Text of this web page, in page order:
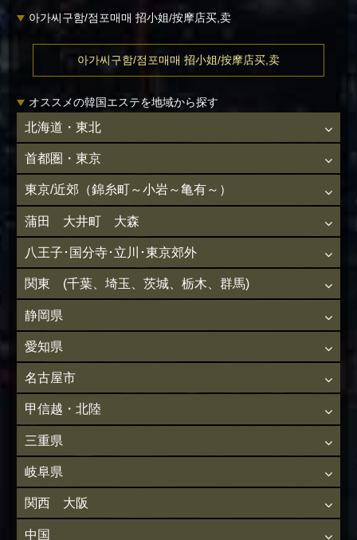
아가씨구함/점포매매 招小姐/按摩店买,卖
아가씨구함/점포매매 招小姐/按摩店买,卖
オススメの韓国エステを地域から探す
北海道・東北
首都圏・東京
東京/近郊（錦糸町～小岩～亀有～）
蒲田 大井町 大森
八王子･国分寺･立川･東京郊外
関東 (千葉、埼玉、茨城、栃木、群馬)
静岡県
愛知県
名古屋市
甲信越・北陸
三重県
岐阜県
関西 大阪
中国